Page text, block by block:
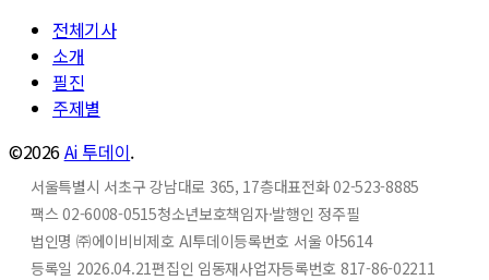
전체기사
소개
필진
주제별
©2026Ai 투데이.
서울특별시 서초구 강남대로 365, 17층대표전화 02-523-8885
팩스 02-6008-0515청소년보호책임자·발행인 정주필
법인명 ㈜에이비비제호 AI투데이등록번호 서울 아5614
등록일 2026.04.21편집인 임동재사업자등록번호 817-86-02211